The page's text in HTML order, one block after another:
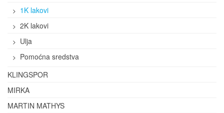
1K lakovi
2K lakovi
Ulja
Pomoćna sredstva
KLINGSPOR
MIRKA
MARTIN MATHYS